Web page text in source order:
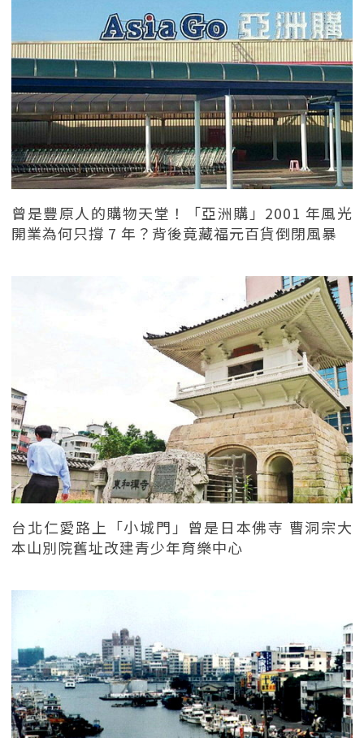
曾是豐原人的購物天堂！「亞洲購」2001 年風光
開業為何只撐 7 年？背後竟藏福元百貨倒閉風暴
台北仁愛路上「小城門」曾是日本佛寺 曹洞宗大
本山別院舊址改建青少年育樂中心